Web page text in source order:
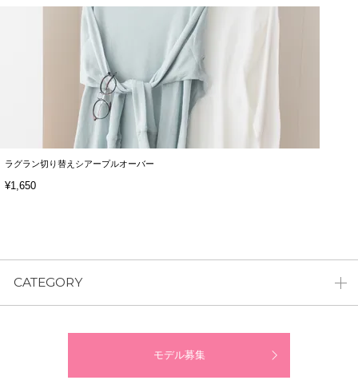
ラグラン切り替えシアープルオーバー
¥1,650
CATEGORY
モデル募集